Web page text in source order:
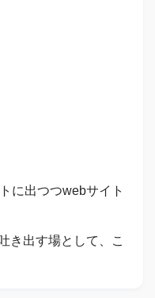
に出つつwebサイト
き出す場として、こ